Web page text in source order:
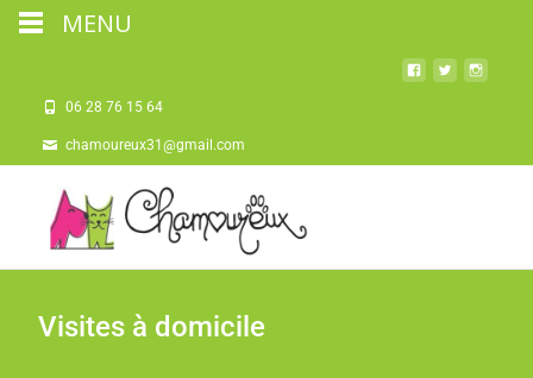
06 28 76 15 64
chamoureux31@gmail.com
Visites à domicile
MENU